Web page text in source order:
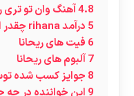
4.8آهنگ وان تو تری
5 درآمد rihana چقدر است؟
6 فیت های ریحانا
7آلبوم های ریحانا
8 جوایز کسب شده